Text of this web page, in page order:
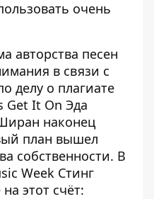
очень
авторства песен
в связи с
делу о плагиате
Get It On Эда
наконец
план вышел
собственности. В
Week Стинг
этот счёт: